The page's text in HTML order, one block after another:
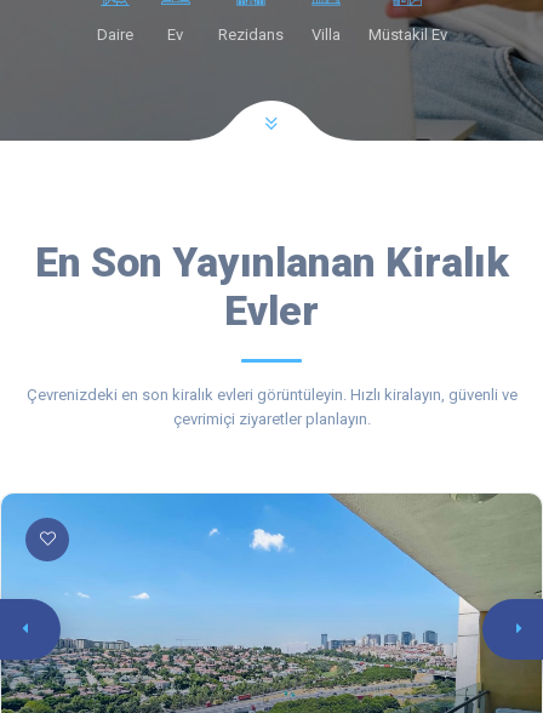
Daire Ev Rezidans Villa Müstakil Ev
En Son Yayınlanan Kiralık
Evler
Çevrenizdeki en son kiralık evleri görüntüleyin. Hızlı kiralayın, güvenli ve
çevrimiçi ziyaretler planlayın.